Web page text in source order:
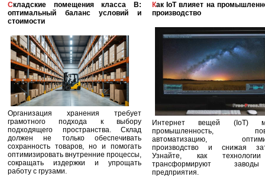
Складские помещения класса B:
оптимальный баланс условий и
стоимости
Организация хранения требует
грамотного подхода к выбору
подходящего пространства. Склад
должен не только обеспечивать
сохранность товаров, но и помогать
оптимизировать внутренние процессы,
сокращать издержки и упрощать
работу с грузами.
Как IoT влияет на промышленность и
производство
Интернет вещей (IoT)
промышленность,
автоматизацию,
производство и снижая
Узнайте, как
трансформируют
предприятия.